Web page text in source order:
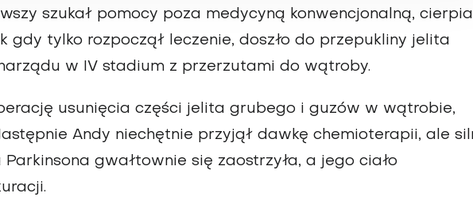
szukał pomocy poza medycyną konwencjonalną,
gdy tylko rozpoczął leczenie, doszło do przepukliny jelita
w IV stadium z przerzutami do wątroby.
usunięcia części jelita grubego i guzów w wątrobie,
Andy niechętnie przyjął dawkę chemioterapii, ale
gwałtownie się zaostrzyła, a jego ciało